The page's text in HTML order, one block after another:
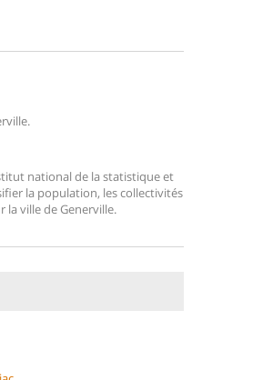
national de la statistique et
la population, les collectivités
la ville de Generville.